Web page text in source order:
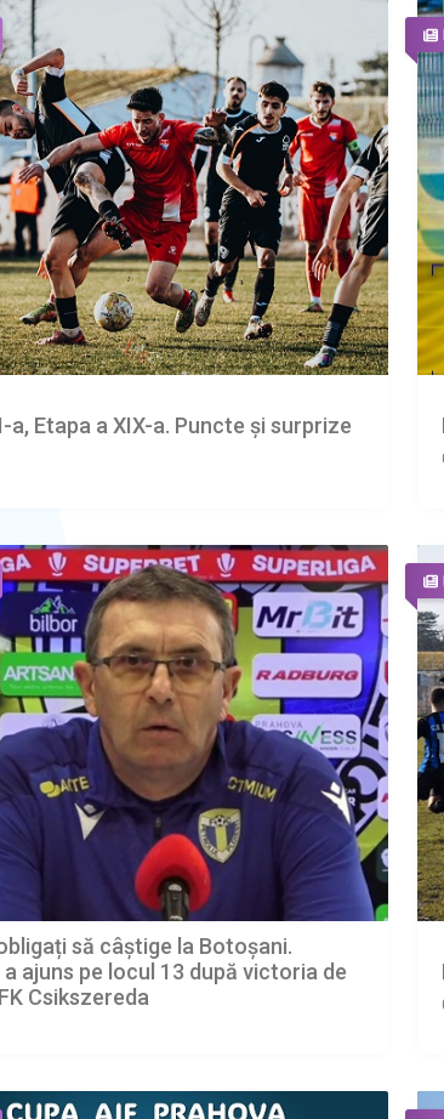
a, Etapa a XIX-a. Puncte și surprize
să câștige la Botoșani.
ajuns pe locul 13 după victoria de
Csikszereda